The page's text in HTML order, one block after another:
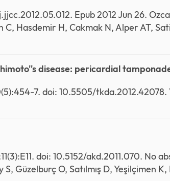
Epub 2012 Jun 26.
Hasdemir H, Cakmak N, Alper AT,
disease: pericardial
7. doi: 10.5505/tkda.2012.42078.
doi: 10.5152/akd.2011.070. No
S, Güzelburç O, Satılmış D, Yeşilçimen